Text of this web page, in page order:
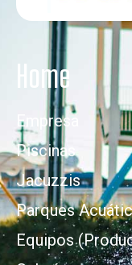
Home
Empresa
Piscinas
Jacuzzis
Parques
Equipos